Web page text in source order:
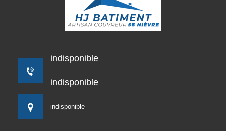
indisponible
indisponible
indisponible